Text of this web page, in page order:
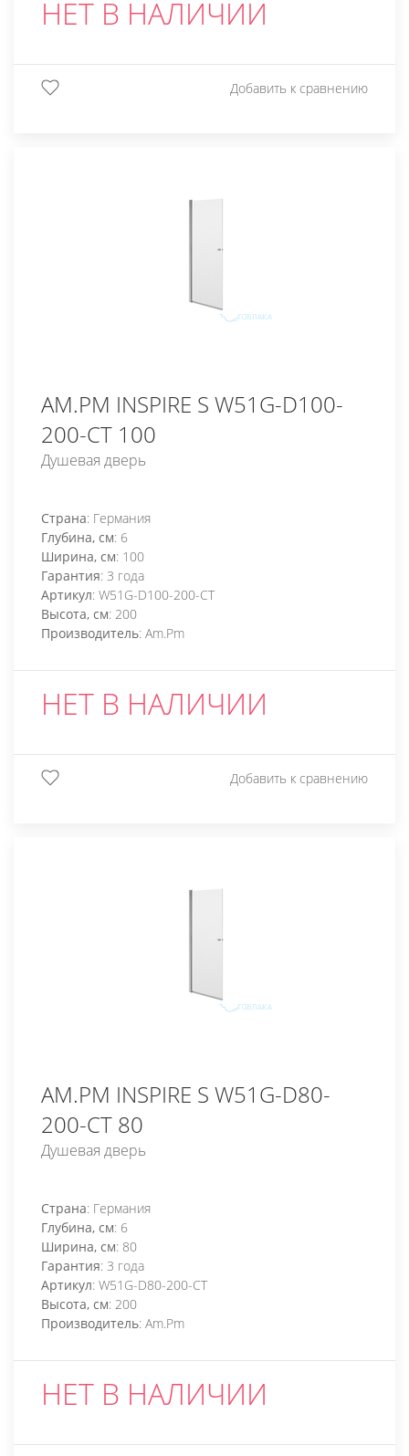
НЕТ В НАЛИЧИИ
Добавить к сравнению
AM.PM INSPIRE S W51G-D100-
200-CT 100
Душевая дверь
Страна: Германия
Глубина, см: 6
Ширина, см: 100
Гарантия: 3 года
Артикул: W51G-D100-200-CT
Высота, см: 200
Производитель: Am.Pm
НЕТ В НАЛИЧИИ
Добавить к сравнению
AM.PM INSPIRE S W51G-D80-
200-CT 80
Душевая дверь
Страна: Германия
Глубина, см: 6
Ширина, см: 80
Гарантия: 3 года
Артикул: W51G-D80-200-CT
Высота, см: 200
Производитель: Am.Pm
НЕТ В НАЛИЧИИ